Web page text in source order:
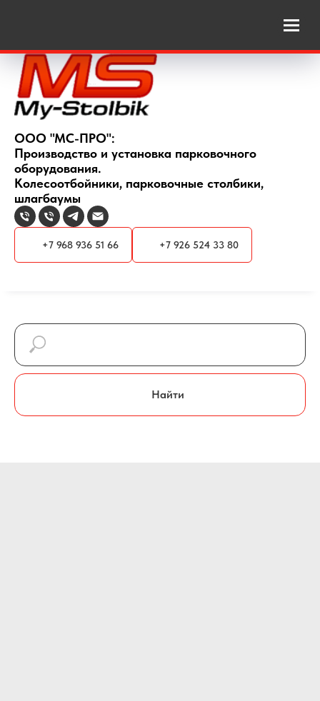
ООО "МС-ПРО":
Производство и установка парковочного
оборудования.
Колесоотбойники, парковочные столбики,
шлагбаумы
+7 968 936 51 66 +7 926 524 33 80
Найти